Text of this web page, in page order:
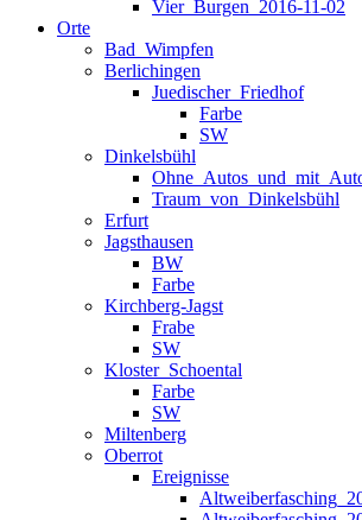
Vier_Burgen_2016-11-02
Orte
Bad_Wimpfen
Berlichingen
Juedischer_Friedhof
Farbe
SW
Dinkelsbühl
Traum_von_Dinkelsbühl
Erfurt
Jagsthausen
BW
Farbe
Kirchberg-Jagst
Frabe
SW
Kloster_Schoental
Farbe
SW
Miltenberg
Oberrot
Ereignisse